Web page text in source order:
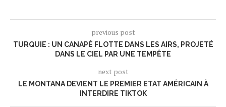
previous post
TURQUIE : UN CANAPÉ FLOTTE DANS LES AIRS, PROJETÉ
DANS LE CIEL PAR UNE TEMPÊTE
next post
LE MONTANA DEVIENT LE PREMIER ETAT AMÉRICAIN À
INTERDIRE TIKTOK